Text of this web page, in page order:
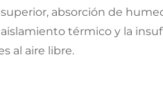
absorción de
térmico y la
al aire libre.